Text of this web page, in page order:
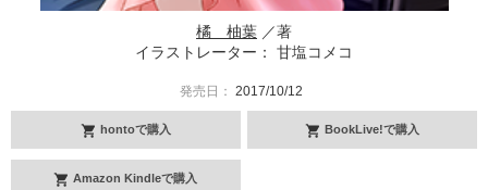
橘 柚葉 ／著
イラストレーター： 甘塩コメコ
発売日： 2017/10/12
hontoで購入 BookLive!で購入
Amazon Kindleで購入